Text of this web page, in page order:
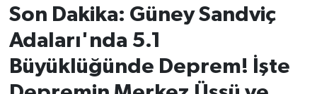
Son Dakika: Güney Sandviç
Adaları'nda 5.1
Büyüklüğünde Deprem! İşte
Gönen
İvrindi